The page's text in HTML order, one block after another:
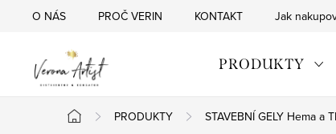
O NÁS PROČ VERIN KONTAKT Jak
PRODUKTY
Domů
PRODUKTY STAVEBNÍ GELY Hema a